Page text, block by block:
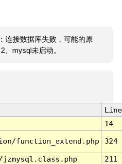
连接数据库失败，可能的原
、mysql未启动。
Line
14
function_extend.php 324
211